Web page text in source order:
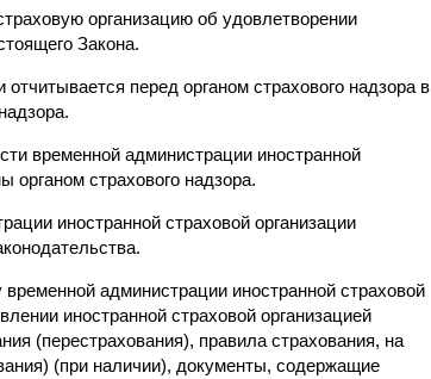
организацию об удовлетворении
Закона.
перед органом страхового надзора в
временной администрации иностранной
органом страхового надзора.
иностранной страховой организации
администрации иностранной страховой
иностранной страховой организацией
(перестрахования), правила страхования, на
(при наличии), документы, содержащие